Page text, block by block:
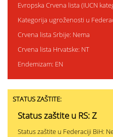
Evropska Crvena lista (IUCN
Kategorija ugroženosti u
Crvena lista Srbije: Nema
Crvena lista Hrvatske: NT
Endemizam: EN
STATUS ZAŠTITE:
Status zaštite u RS: Z
Status zaštite u Federaciji BiH: